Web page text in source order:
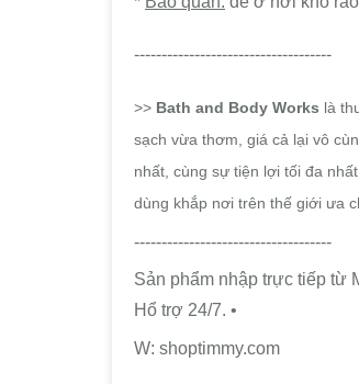
------------------------------------
>> Bath and Body Works là
sạch vừa thơm, giá cả lại vô
nhất, cùng sự tiện lợi tối đa
dùng khắp nơi trên thế giới ưa
------------------------------------
Sản phẩm nhập trực tiếp từ
Hổ trợ 24/7. •
W: shoptimmy.com